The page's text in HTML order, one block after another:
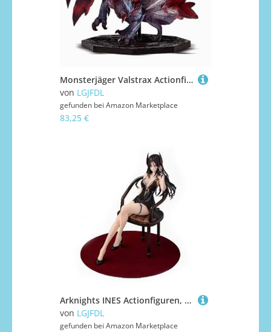
Monsterjäger Valstrax Actionfigur, PVC-Charakter, Modell, Dekoration, Statue, Geschenke, Sammlerstücke, 15 cm
von LGJFDL
gefunden bei Amazon Marketplace
83,25 €
Arknights INES Actionfiguren, PVC-Material, 20 cm, geeignet für Geschenke
von LGJFDL
gefunden bei Amazon Marketplace